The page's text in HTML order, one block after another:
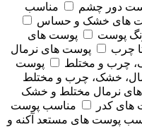
دور چشم
مناسب
های خشک و حساس
رنگ پوست
پوست های
چرب
پوست های نرمال
چرب و مختلط
پوست
خشک، چرب و مختلط
نرمال مختلط و خشک
های کدر
مناسب پوست
پوست های مستعد آکنه و